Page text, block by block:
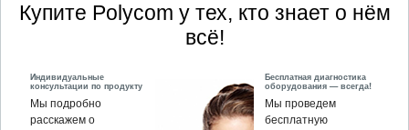
Купите Polycom у тех, кто знает о нём
всё!
Индивидуальные
консультации по продукту
Мы подробно
расскажем о
Бесплатная диагностика
оборудования — всегда!
Мы проведем
бесплатную